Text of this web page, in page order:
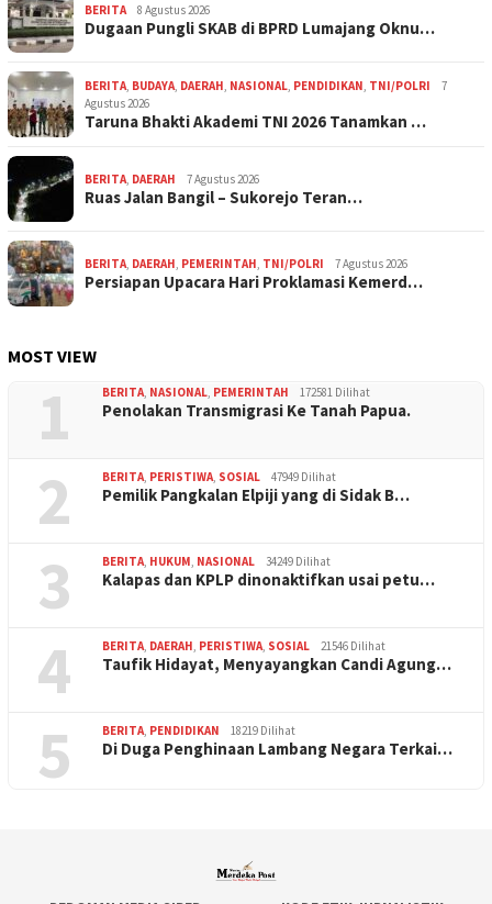
BERITA 8 Agustus 2026
Dugaan Pungli SKAB di BPRD Lumajang Oknu…
BERITA BUDAYA DAERAH NASIONAL PENDIDIKAN TNI/POLRI
7
Agustus 2026
Taruna Bhakti Akademi TNI 2026 Tanamkan …
BERITA DAERAH 7 Agustus 2026
Ruas Jalan Bangil – Sukorejo Teran…
BERITA DAERAH PEMERINTAH TNI/POLRI 7 Agustus 2026
Persiapan Upacara Hari Proklamasi Kemerd…
MOST VIEW
1 BERITA NASIONAL PEMERINTAH 172581 Dilihat
Penolakan Transmigrasi Ke Tanah Papua.
2 BERITA PERISTIWA SOSIAL 47949 Dilihat
Pemilik Pangkalan Elpiji yang di Sidak B…
3 BERITA HUKUM NASIONAL 34249 Dilihat
Kalapas dan KPLP dinonaktifkan usai petu…
4 BERITA DAERAH PERISTIWA SOSIAL 21546 Dilihat
Taufik Hidayat, Menyayangkan Candi Agung…
5 BERITA PENDIDIKAN 18219 Dilihat
Di Duga Penghinaan Lambang Negara Terkai…